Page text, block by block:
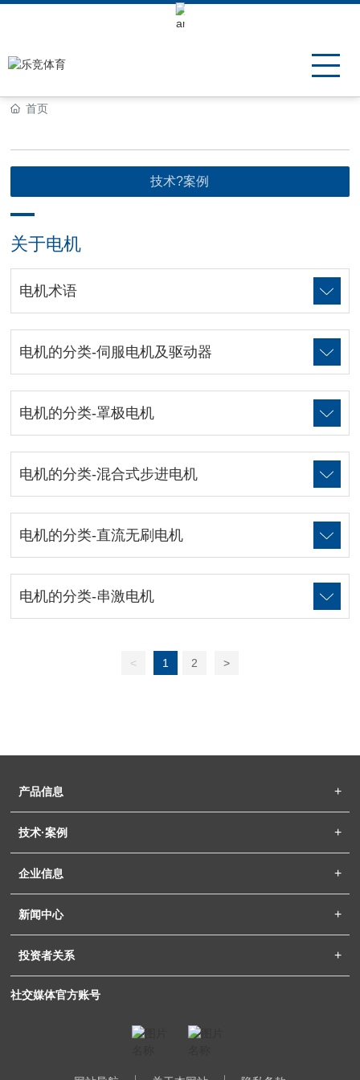
Keli Motor Group Search
首页
技术?案例
关于电机
电机术语
电机的分类-伺服电机及驱动器
电机的分类-罩极电机
电机的分类-混合式步进电机
电机的分类-直流无刷电机
电机的分类-串激电机
< 1 2 >
产品信息
技术·案例
企业信息
新闻中心
投资者关系
社交媒体官方账号